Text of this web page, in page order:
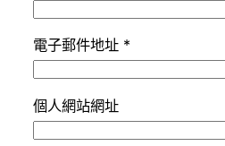
電子郵件地址 *
個人網站網址